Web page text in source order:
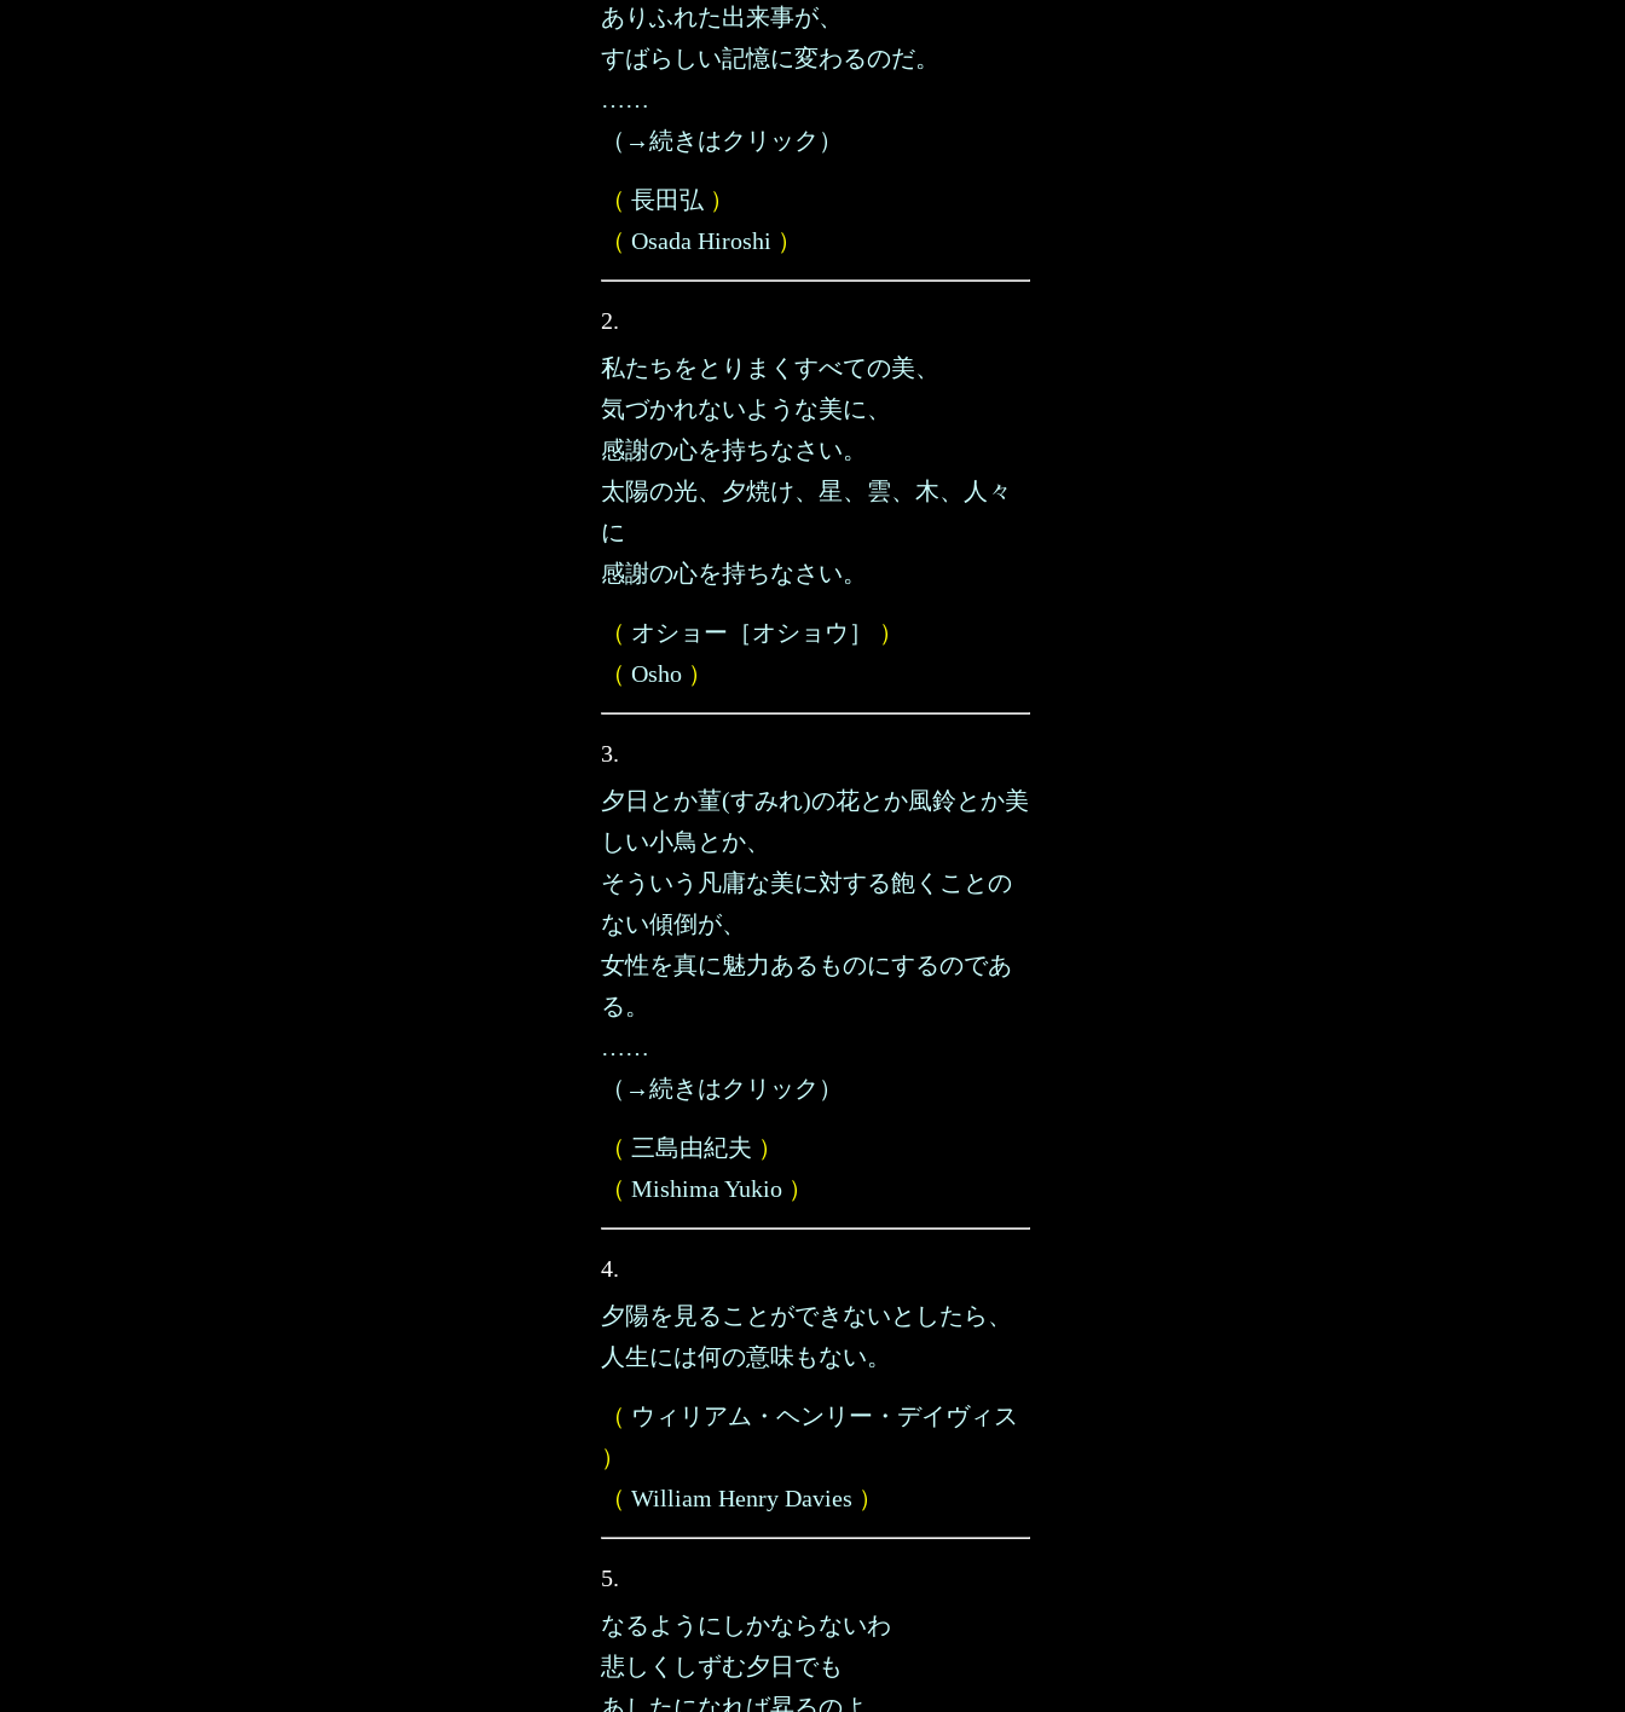
ありふれた出来事が、
すばらしい記憶に変わるのだ。
……
（→続きはクリック）
（ 長田弘 ）
（ Osada Hiroshi ）
2.
私たちをとりまくすべての美、
気づかれないような美に、
感謝の心を持ちなさい。
太陽の光、夕焼け、星、雲、木、人々
に
感謝の心を持ちなさい。
（ オショー［オショウ］
）
（ Osho ）
3.
夕日とか菫(すみれ)の花とか風鈴とか美
しい小鳥とか、
そういう凡庸な美に対する飽くことの
ない傾倒が、
女性を真に魅力あるものにするのであ
る。
……
（→続きはクリック）
（ 三島由紀夫 ）
（ Mishima Yukio ）
4.
夕陽を見ることができないとしたら、
人生には何の意味もない。
（ ウィリアム・ヘンリー・デイヴィス
）
（ William Henry Davies ）
5.
なるようにしかならないわ
悲しくしずむ夕日でも